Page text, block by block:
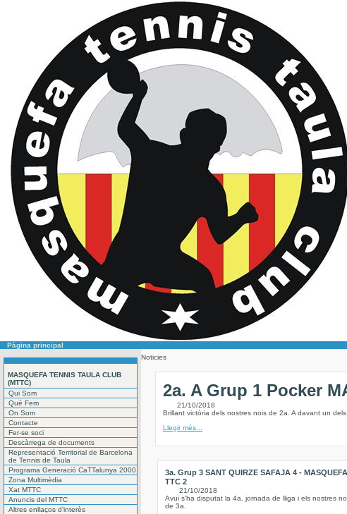
Pàgina principal
MASQUEFA TENNIS TAULA CLUB
(MTTC)
Qui Som
Què Fem
On Som
Contacte
Fer-se soci
Descàrrega de documents
Representació Territorial de Barcelona
de Tennis de Taula
Programa Generació CaTTalunya 2000
Zona Multimèdia
Xat MTTC
Anuncis del MTTC
Altres enllaços d'interès
Noticies
2a. A Grup 1 Pocker
21/10/2018
Brillant victòria dels nostres nois de 2a. A davant un
Llegir més...
3a. Grup 3 SANT QUIRZE SAFAJA 4 - MASQUEFA
TTC 2
21/10/2018
Avui s'ha disputat la 4a. jornada de lliga i els nostres
de 3a.